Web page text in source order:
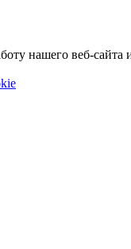
нашего веб-сайта